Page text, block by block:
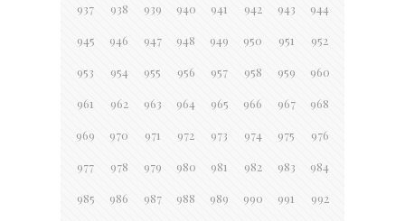
937 938 939 940 941 942 943 944
945 946 947 948 949 950 951 952
953 954 955 956 957 958 959 960
961 962 963 964 965 966 967 968
969 970 971 972 973 974 975 976
977 978 979 980 981 982 983 984
985 986 987 988 989 990 991 992